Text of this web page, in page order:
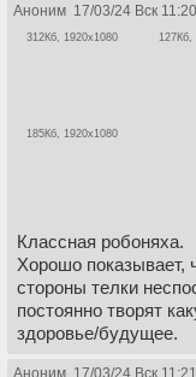
Аноним 17/03/24 Вск
312Кб, 1920x1080 127Кб,
185Кб, 1920x1080
Классная робоняха.
Хорошо показывает,
стороны телки
постоянно творят
здоровье/будущее.
Аноним 17/03/24 Вск